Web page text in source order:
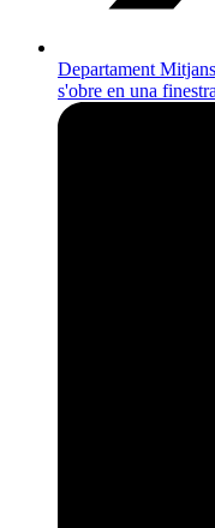
Departament
s'obre en una